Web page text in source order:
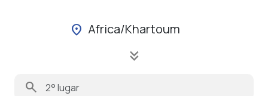
location_on Africa/Khartoum
keyboard_double_arrow_down
search